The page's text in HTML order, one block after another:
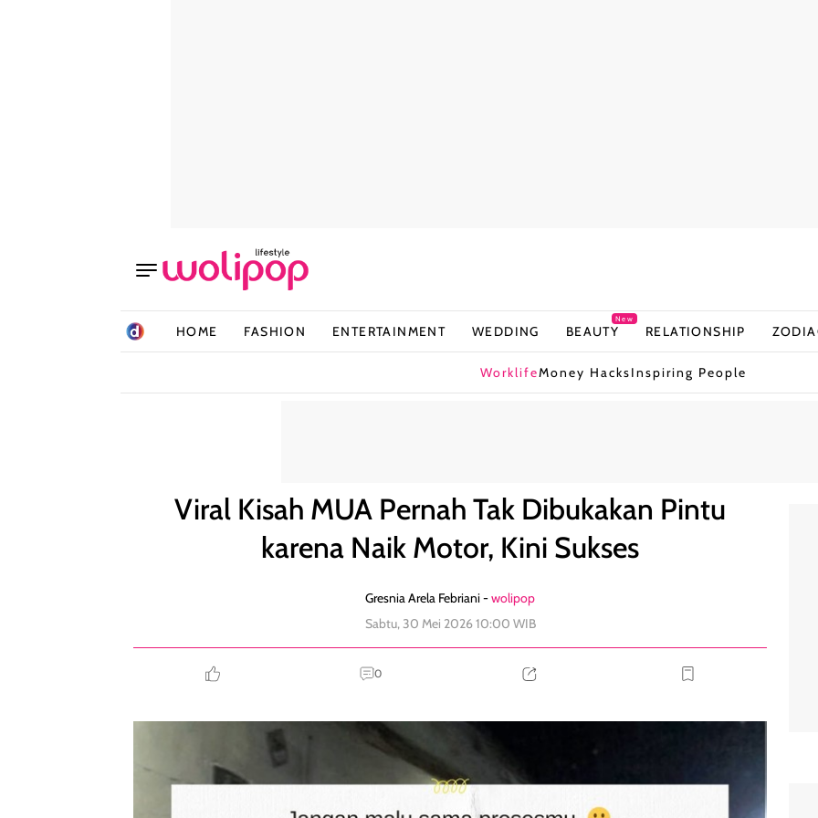
HOME FASHION ENTERTAINMENT WEDDING BEAUTY
New
RELATIONSHIP
WorklifeMoney HacksInspiring People
Viral Kisah MUA Pernah Tak Dibukakan Pintu
karena Naik Motor, Kini Sukses
Gresnia Arela Febriani -wolipop
Sabtu, 30 Mei 2026 10:00 WIB
0